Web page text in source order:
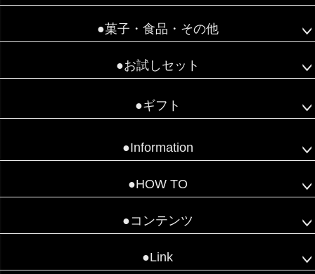
●菓子・食品・その他
●お試しセット
●ギフト
●Information
●HOW TO
●コンテンツ
●Link